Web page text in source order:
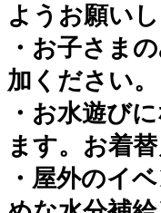
ようお願いし
・お子さま
加ください。
・お水遊び
ます。お着
・屋外のイ